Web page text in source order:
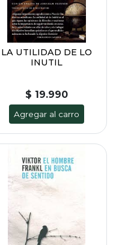
LA UTILIDAD DE LO
INUTIL
$ 19.990
Agregar al carro